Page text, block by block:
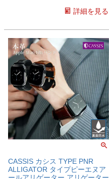
詳細を見る
CASSIS カシス TYPE PNR
ALLIGATOR タイプピーエヌア
ールアリゲーター アリゲーター